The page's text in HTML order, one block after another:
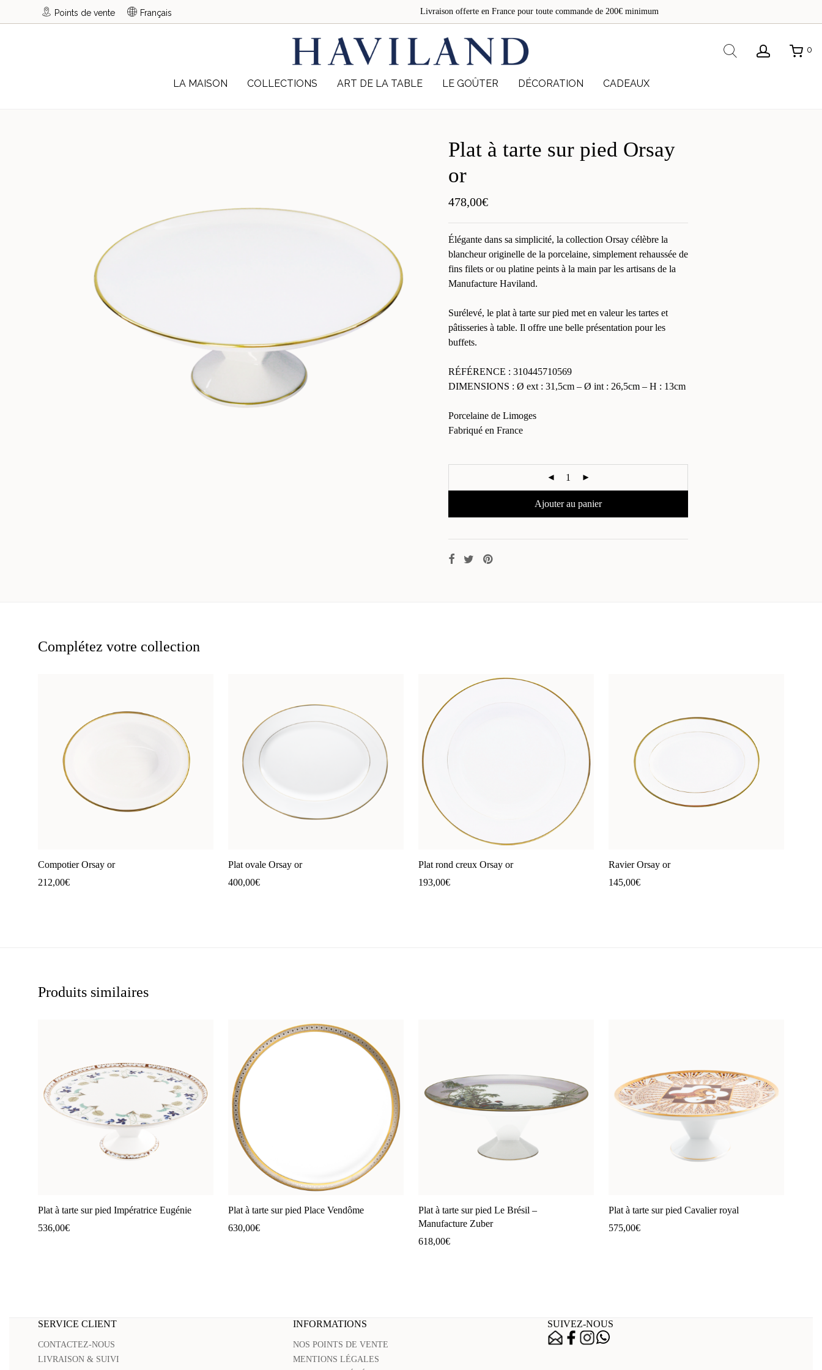
Livraison offerte en France pour toute commande de 200€ minimum
Points de vente Français
LA MAISON COLLECTIONS ART DE LA TABLE LE GOÛTER DÉCORATION CADEAUX
Rechercher0
Plat à tarte sur pied Orsay
or
478,00€
Élégante dans sa simplicité, la collection Orsay célèbre la
blancheur originelle de la porcelaine, simplement rehaussée de
fins filets or ou platine peints à la main par les artisans de la
Manufacture Haviland.
Surélevé, le plat à tarte sur pied met en valeur les tartes et
pâtisseries à table. Il offre une belle présentation pour les
buffets.
RÉFÉRENCE : 310445710569
DIMENSIONS : Ø ext : 31,5cm – Ø int : 26,5cm – H : 13cm
Porcelaine de Limoges
Fabriqué en France
Ajouter au panier
Complétez votre collection
Compotier Orsay or
212,00€
Plat ovale Orsay or
400,00€
Plat rond creux Orsay or
193,00€
Ravier Orsay or
145,00€
Produits similaires
Plat à tarte sur pied Impératrice Eugénie
536,00€
Plat à tarte sur pied Place Vendôme
630,00€
Plat à tarte sur pied Le Brésil –
Manufacture Zuber
618,00€
Plat à tarte sur pied Cavalier royal
575,00€
SERVICE CLIENT
CONTACTEZ-NOUS
LIVRAISON & SUIVI
INFORMATIONS
NOS POINTS DE VENTE
MENTIONS LÉGALES
SUIVEZ-NOUS